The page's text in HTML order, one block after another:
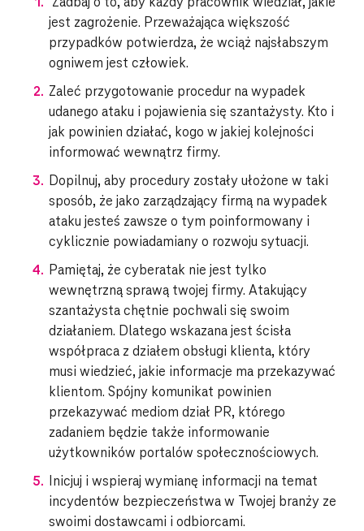
jest zagrożenie. Przeważająca większość
przypadków potwierdza, że wciąż najsłabszym
ogniwem jest człowiek.
Zaleć przygotowanie procedur na wypadek
udanego ataku i pojawienia się szantażysty. Kto i
jak powinien działać, kogo w jakiej kolejności
informować wewnątrz firmy.
Dopilnuj, aby procedury zostały ułożone w taki
sposób, że jako zarządzający firmą na wypadek
ataku jesteś zawsze o tym poinformowany i
cyklicznie powiadamiany o rozwoju sytuacji.
Pamiętaj, że cyberatak nie jest tylko
wewnętrzną sprawą twojej firmy. Atakujący
szantażysta chętnie pochwali się swoim
działaniem. Dlatego wskazana jest ścisła
współpraca z działem obsługi klienta, który
musi wiedzieć, jakie informacje ma przekazywać
klientom. Spójny komunikat powinien
przekazywać mediom dział PR, którego
zadaniem będzie także informowanie
użytkowników portalów społecznościowych.
Inicjuj i wspieraj wymianę informacji na temat
incydentów bezpieczeństwa w Twojej branży ze
swoimi dostawcami i odbiorcami.